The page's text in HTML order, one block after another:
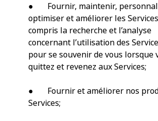
● Fournir, maintenir,
optimiser et améliorer les
compris la recherche et l’analyse
concernant l’utilisation des
pour se souvenir de vous lorsque
quittez et revenez aux Services;
● Fournir et améliorer nos
Services;